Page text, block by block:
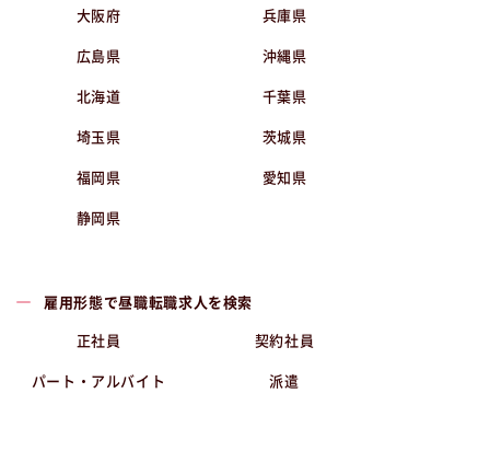
大阪府 兵庫県
広島県 沖縄県
北海道 千葉県
埼玉県 茨城県
福岡県 愛知県
静岡県
雇用形態で昼職転職求人を検索
正社員 契約社員
パート・アルバイト 派遣